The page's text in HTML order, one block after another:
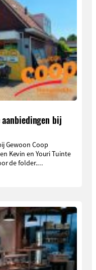
bij
Gewoon Coop
Kevin en Youri Tuinte
de folder....